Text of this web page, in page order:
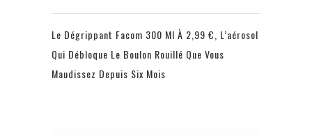
Le Dégrippant Facom 300 Ml À 2,99 €, L’aérosol
Qui Débloque Le Boulon Rouillé Que Vous
Maudissez Depuis Six Mois